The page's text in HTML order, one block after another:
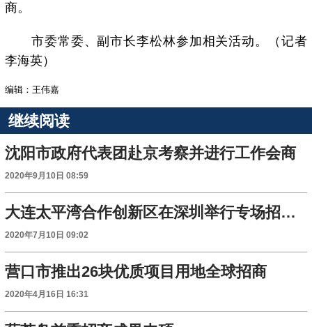
商。
市委常委、副市长李松林参加相关活动。（记者
李海英）
编辑：王伟嘉
继续阅读
沈阳市政府代表团赴京考察并进行工作会商
2020年9月10日 08:59
大连太平湾合作创新区在深圳举行专场招商推介会
2020年7月10日 09:02
营口市推出26块优质项目用地全球招商
2020年4月16日 16:31